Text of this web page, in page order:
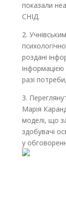
показали
СНІД.
2.
роздані
інформацією
разі
3.
Марія
моделі, що
здобувачі
у